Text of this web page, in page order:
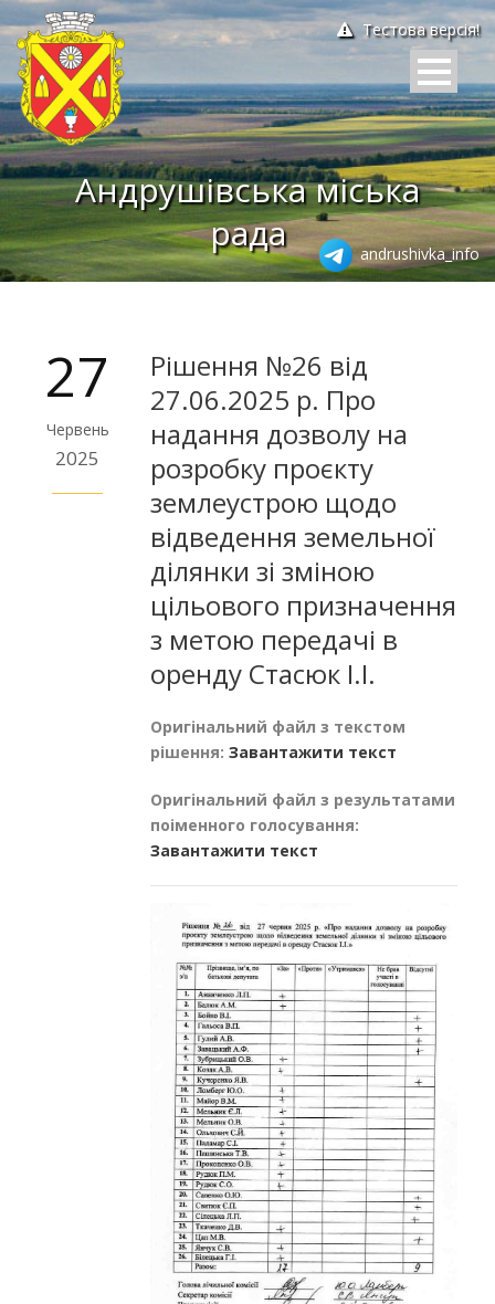
Тестова версія!
Андрушівська міська
рада
andrushivka_info
27
Червень
2025
Рішення №26 від
27.06.2025 р. Про
надання дозволу на
розробку проєкту
землеустрою щодо
відведення земельної
ділянки зі зміною
цільового призначення
з метою передачі в
оренду Стасюк І.І.
Оригінальний файл з текстом
рішення: Завантажити текст
Оригінальний файл з результатами
поіменного голосування:
Завантажити текст